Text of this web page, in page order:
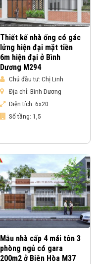
Thiết kế nhà ống có gác
lửng hiện đại mặt tiền
6m hiện đại ở Bình
Dương M294
Chủ đầu tư: Chị Linh
Địa chỉ: Bình Dương
Diện tích: 6x20
Số tầng: 1,5
Mẫu nhà cấp 4 mái tôn 3
phòng ngủ có gara
200m2 ở Biên Hòa M37